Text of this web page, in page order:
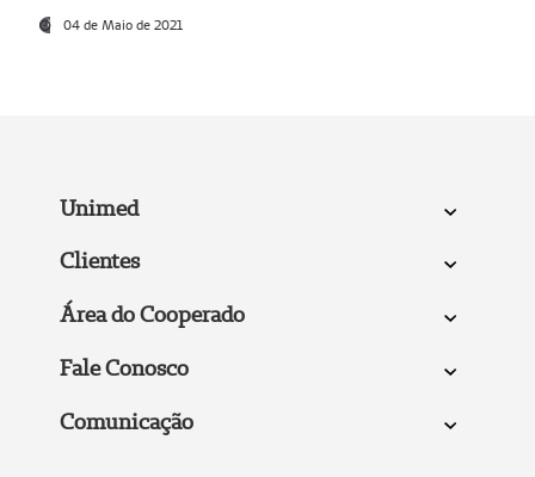
04 de Maio de 2021
Unimed
Clientes
Área do Cooperado
Fale Conosco
Comunicação